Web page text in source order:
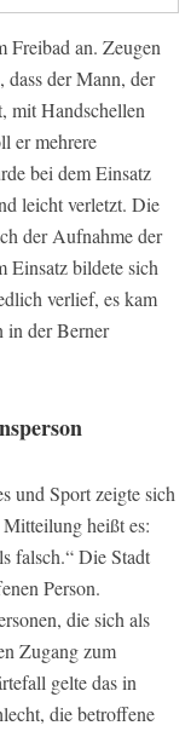
Freibad an. Zeugen
der Mann, der
mit Handschellen
er mehrere
bei dem Einsatz
leicht verletzt. Die
der Aufnahme der
Einsatz bildete sich
verlief, es kam
in der Berner
und Sport zeigte sich
heißt es:
falsch.“ Die Stadt
Person.
die sich als
Zugang zum
gelte das in
die betroffene